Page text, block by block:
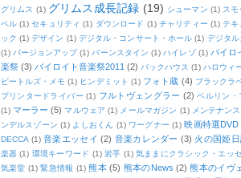
グリムス (1) グリムス成長記録 (19) シューマン (1) スモ
ベル (1) セキュリティ (1) ダウンロード (1) チャリティー (1) テキ
ック (1) デザイン (1) デジタル・コンサート・ホール (1) デジタル
(1) バージョンアップ (1) バーンスタイン (1) ハイレゾ (1) バイロ
楽祭 (3) バイロイト音楽祭2011 (2) バックハウス (1) ハロウィ
ビートルズ・メモ (1) ヒンデミット (1) フォト蔵 (4) ブラックラ
プリンタードライバー (1) フルトヴェングラー (2) ベルリン・
(1) マーラー (5) マルウェア (1) メールマガジン (1) メンテナンス
ンデルスゾーン (1) よしおくん (1) ワーグナー (1) 映画特選DVD
DECCA (1) 音楽エッセイ (2) 音楽カレンダー (3) 火の国姫
楽器 (1) 環境キーワード (1) 岩手 (1) 気ままにクラシック・エッ
気楽堂 (1) 緊急情報 (1) 熊本 (5) 熊本のNews (2) 熊本のイヴ